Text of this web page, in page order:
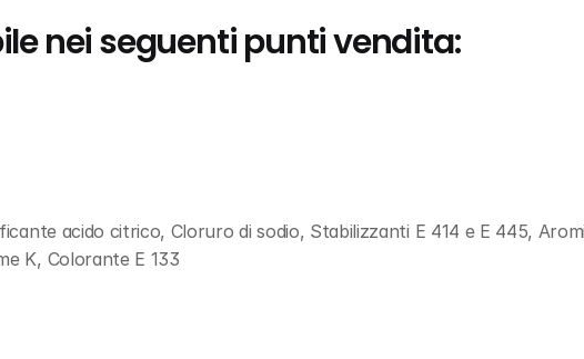
nei seguenti punti vendita:
acido citrico, Cloruro di sodio, Stabilizzanti E 414 e E 445,
K, Colorante E 133